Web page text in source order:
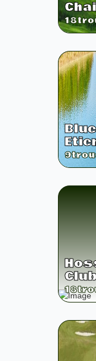
18
9
18